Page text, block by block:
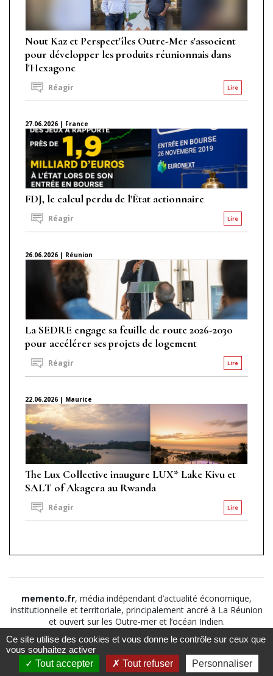
Nout Kaz et Perspect'îles Outre-Mer s'associent
pour développer les produits réunionnais dans
l'Hexagone
Lire
Réagir
27.06.2026 | France
FDJ, le calcul perdu de l'État actionnaire
Lire
Réagir
26.06.2026 | Réunion
La SEDRE engage sa feuille de route 2026-2030
pour accélérer ses projets de logement
Lire
Réagir
22.06.2026 | Maurice
The Lux Collective inaugure LUX* Lake Kivu et
SALT of Akagera au Rwanda
Lire
Réagir
memento.fr, média indépendant d’actualité économique,
institutionnelle et territoriale, principalement ancré à La Réunion
et ouvert sur les Outre-mer et l’océan Indien.
©2026
Mémento
Suivez nous sur Notice légale
Politique de
confidentialité-CGV-CGU
Ce site utilise des cookies et vous donne le contrôle sur ceux que
vous souhaitez activer
Tout accepter
Tout refuser
Personnaliser